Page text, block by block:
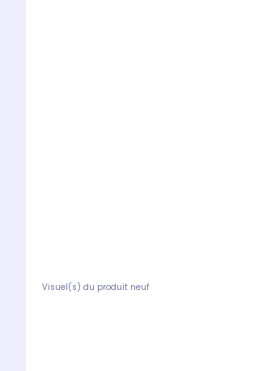
Visuel(s) du produit neuf